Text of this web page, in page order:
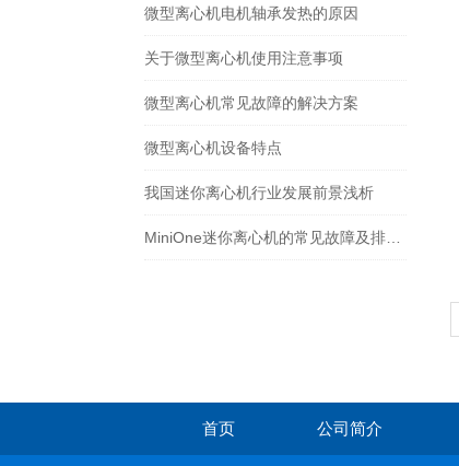
微型离心机电机轴承发热的原因
关于微型离心机使用注意事项
微型离心机常见故障的解决方案
微型离心机设备特点
我国迷你离心机行业发展前景浅析
首页 公司简介